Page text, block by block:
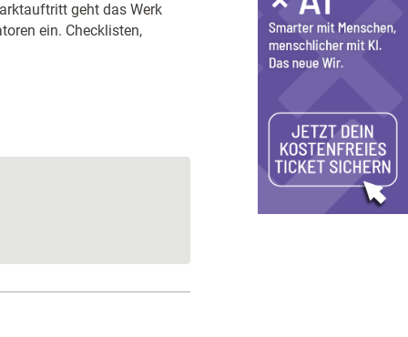
geht das Werk
ein. Checklisten,